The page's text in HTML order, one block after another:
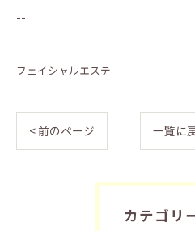
--
フェイシャルエステ
< 前のページ 一覧に
カテゴリ